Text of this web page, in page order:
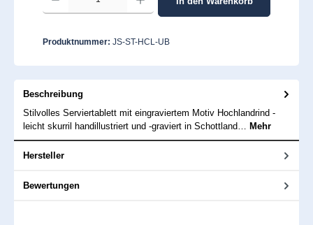
Produktnummer: JS-ST-HCL-UB
Beschreibung
Stilvolles Serviertablett mit eingraviertem Motiv Hochlandrind -
leicht skurril handillustriert und -graviert in Schottland… Mehr
Hersteller
Bewertungen